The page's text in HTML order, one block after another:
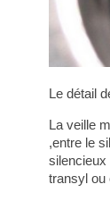
Le détail
La veille
,entre le
silencieux
transyl ou